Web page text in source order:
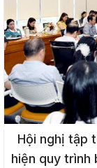
Hội nghị tập
hiện quy trình